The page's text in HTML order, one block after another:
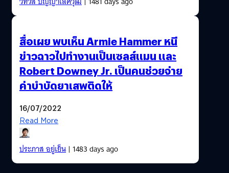
สื่อเผย พบเห็น Armie Hammer หนี
ข่าวฉาวไปทำงานเป็นเซลส์แมน และ
Robert Downey Jr. เป็นคนช่วยจ่าย
ค่าบำบัดยาเสพติดให้
16/07/2022
Read More
ประภาส อยู่เย็น| 1483 days ago